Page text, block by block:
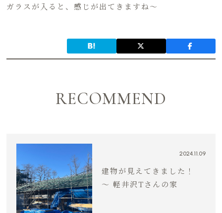
ガラスが入ると、感じが出てきますね〜
RECOMMEND
2024.11.09
建物が見えてきました！
～ 軽井沢Tさんの家